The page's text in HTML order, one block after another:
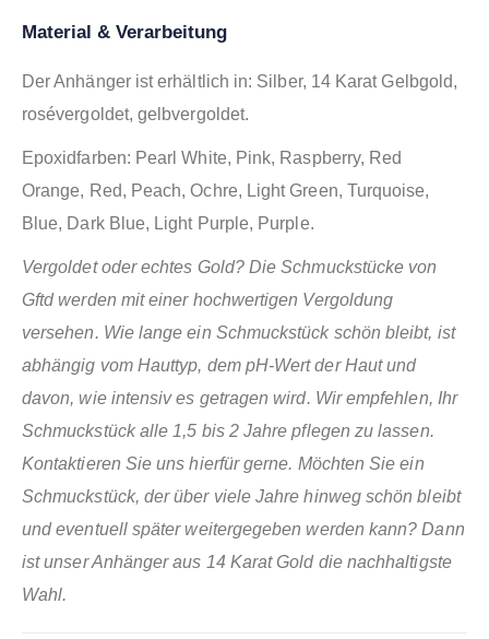
Material & Verarbeitung
Der Anhänger ist erhältlich in: Silber, 14 Karat Gelbgold,
rosévergoldet, gelbvergoldet.
Epoxidfarben: Pearl White, Pink, Raspberry, Red
Orange, Red, Peach, Ochre, Light Green, Turquoise,
Blue, Dark Blue, Light Purple, Purple.
Vergoldet oder echtes Gold? Die Schmuckstücke von
Gftd werden mit einer hochwertigen Vergoldung
versehen. Wie lange ein Schmuckstück schön bleibt, ist
abhängig vom Hauttyp, dem pH-Wert der Haut und
davon, wie intensiv es getragen wird. Wir empfehlen, Ihr
Schmuckstück alle 1,5 bis 2 Jahre pflegen zu lassen.
Kontaktieren Sie uns hierfür gerne. Möchten Sie ein
Schmuckstück, der über viele Jahre hinweg schön bleibt
und eventuell später weitergegeben werden kann? Dann
ist unser Anhänger aus 14 Karat Gold die nachhaltigste
Wahl.